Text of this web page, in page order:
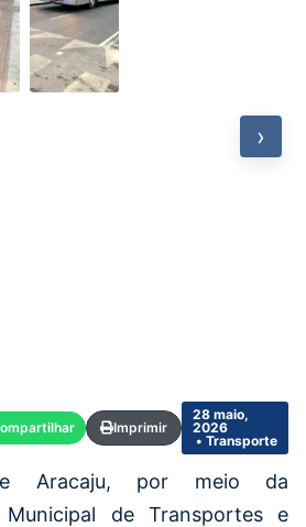
›
Imprimir
28 maio,
2026
• Transporte
Aracaju, por meio da
Municipal de Transportes e